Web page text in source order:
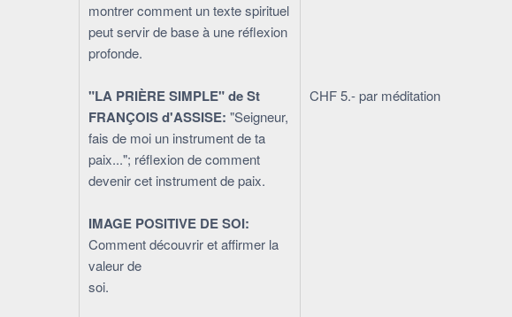
montrer comment un texte spirituel
peut servir de base à une réflexion
profonde.
"LA PRIÈRE SIMPLE" de St
FRANÇOIS d'ASSISE: "Seigneur,
fais de moi un instrument de ta
paix..."; réflexion de comment
devenir cet instrument de paix.
IMAGE POSITIVE DE SOI:
Comment découvrir et affirmer la
valeur de
soi.
CHF 5.- par méditation